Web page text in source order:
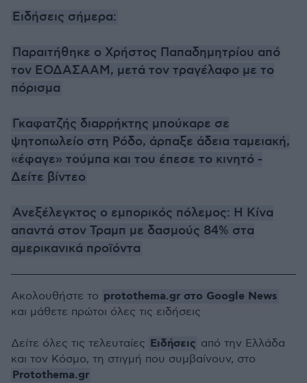
Ειδήσεις σήμερα:
Παραιτήθηκε ο Χρήστος Παπαδημητρίου από
τον ΕΟΔΑΣΑΑΜ, μετά τον τραγέλαφο με το
πόρισμα
Γκαφατζής διαρρήκτης μπούκαρε σε
ψητοπωλείο στη Ρόδο, άρπαξε άδεια ταμειακή,
«έφαγε» τούμπα και του έπεσε το κινητό -
Δείτε βίντεο
Ανεξέλεγκτος ο εμπορικός πόλεμος: Η Κίνα
απαντά στον Τραμπ με δασμούς 84% στα
αμερικανικά προϊόντα
Ακολουθήστε το protothema.gr στο Google News
και μάθετε πρώτοι όλες τις ειδήσεις
Δείτε όλες τις τελευταίες Ειδήσεις από την Ελλάδα
και τον Κόσμο, τη στιγμή που συμβαίνουν, στο
Protothema.gr